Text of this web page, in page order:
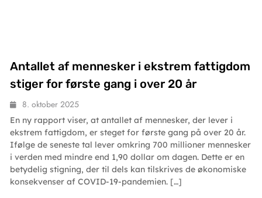
Antallet af mennesker i ekstrem fattigdom
stiger for første gang i over 20 år
8. oktober 2025
En ny rapport viser, at antallet af mennesker, der lever i
ekstrem fattigdom, er steget for første gang på over 20 år.
Ifølge de seneste tal lever omkring 700 millioner mennesker
i verden med mindre end 1,90 dollar om dagen. Dette er en
betydelig stigning, der til dels kan tilskrives de økonomiske
konsekvenser af COVID-19-pandemien. […]